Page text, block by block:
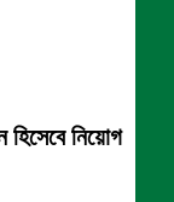
হিসেবে নিয়োগ